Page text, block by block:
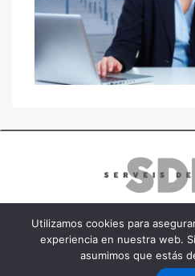
Copyright 2023 -
Utilizamos cookies para
experiencia en nuestra web.
asumimos que estás